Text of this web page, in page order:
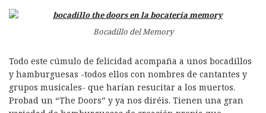
Bocadillo del Memory
Todo este cúmulo de felicidad acompaña a unos bocadillos
y hamburguesas -todos ellos con nombres de cantantes y
grupos musicales- que harían resucitar a los muertos.
Probad un “The Doors” y ya nos diréis. Tienen una gran